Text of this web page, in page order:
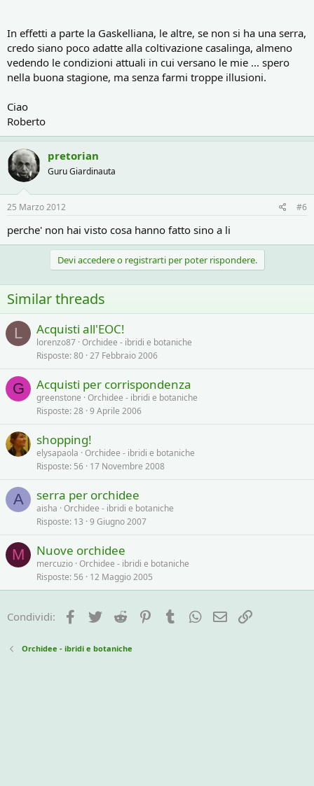
In effetti a parte la Gaskelliana, le altre, se non si ha una serra,
credo siano poco adatte alla coltivazione casalinga, almeno
vedendo le condizioni attuali in cui versano le mie ... spero
nella buona stagione, ma senza farmi troppe illusioni.
Ciao
Roberto
pretorian
Guru Giardinauta
25 Marzo 2012 #6
perche' non hai visto cosa hanno fatto sino a li
Devi accedere o registrarti per poter rispondere.
Similar threads
L Acquisti all'EOC!
lorenzo87 Orchidee - ibridi e botaniche
Risposte 80 27 Febbraio 2006
G Acquisti per corrispondenza
greenstone Orchidee - ibridi e botaniche
Risposte 28 9 Aprile 2006
shopping!
elysapaola Orchidee - ibridi e botaniche
Risposte 56 17 Novembre 2008
A serra per orchidee
aisha Orchidee - ibridi e botaniche
Risposte 13 9 Giugno 2007
M Nuove orchidee
mercuzio Orchidee - ibridi e botaniche
Risposte 56 12 Maggio 2005
Condividi: Facebook
Twitter Reddit PinterestTumblrWhatsApp
e-mail
Orchidee - ibridi e botaniche